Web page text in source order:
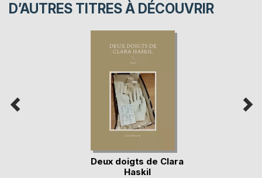
D’AUTRES TITRES À DÉCOUVRIR
Deux doigts de Clara
Haskil